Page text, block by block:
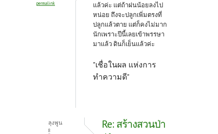
permalink
แล้วค่ะ แต่ถ้าฝนน้อยลงไป
หน่อย ถึงจะปลูกเพิ่มตรงที่
ปลูกแล้วตาย แต่ก็คงไม่มาก
นักเพราะปีนี้เลยเข้าพรรษา
มาแล้ว ดินก็เย็นแล้วค่ะ
"เชื่อในผล แห่งการ
ทำความดี"
ลุงพูน
8
Re: สร้างสวนป่า